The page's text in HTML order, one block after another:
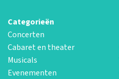
Categorieën
Concerten
Cabaret en theater
Musicals
Evenementen